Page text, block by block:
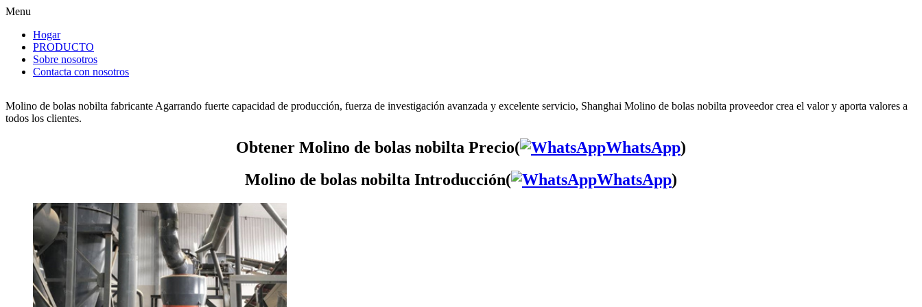
Menu
Hogar
PRODUCTO
Sobre nosotros
Contacta con nosotros
Molino de bolas nobilta fabricante Agarrando fuerte capacidad de producción, fuerza de investigación avanzada y excelente servicio, Shanghai Molino de bolas nobilta proveedor crea el valor y aporta valores a
todos los clientes.
Obtener Molino de bolas nobilta Precio( WhatsApp)
Molino de bolas nobilta Introducción(
WhatsApp)